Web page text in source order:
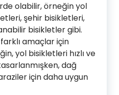
olabilir, örneğin yol
şehir bisikletleri,
bisikletler gibi.
amaçlar için
yol bisikletleri hızlı ve
dağ
için daha uygun